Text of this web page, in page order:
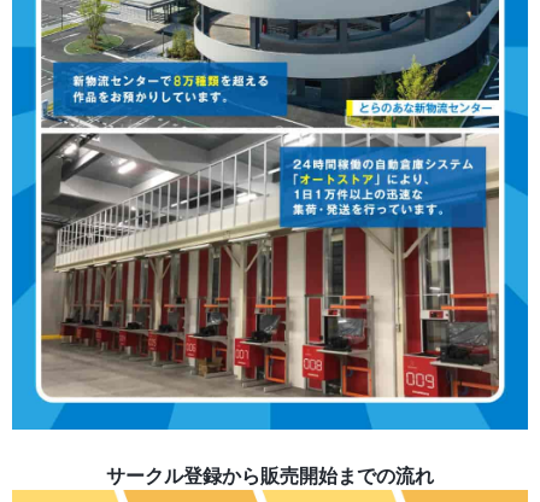
サークル登録から販売開始までの流れ